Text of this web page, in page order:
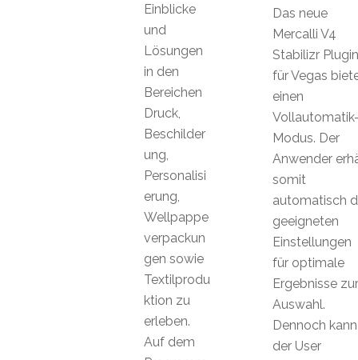
Das neue
Mercalli V4
Stabilizr Plugin
für Vegas
einen
Modus. Der
Anwender
somit
automatisch
geeigneten
Einstellungen
für optimale
Ergebnisse zur
Auswahl.
Dennoch kann
der User
Einblicke
und
Lösungen
in den
Bereichen
Druck,
Beschilder
ung,
Personalisi
erung,
Wellpappe
verpackun
gen sowie
Textilprodu
ktion zu
erleben.
Auf dem